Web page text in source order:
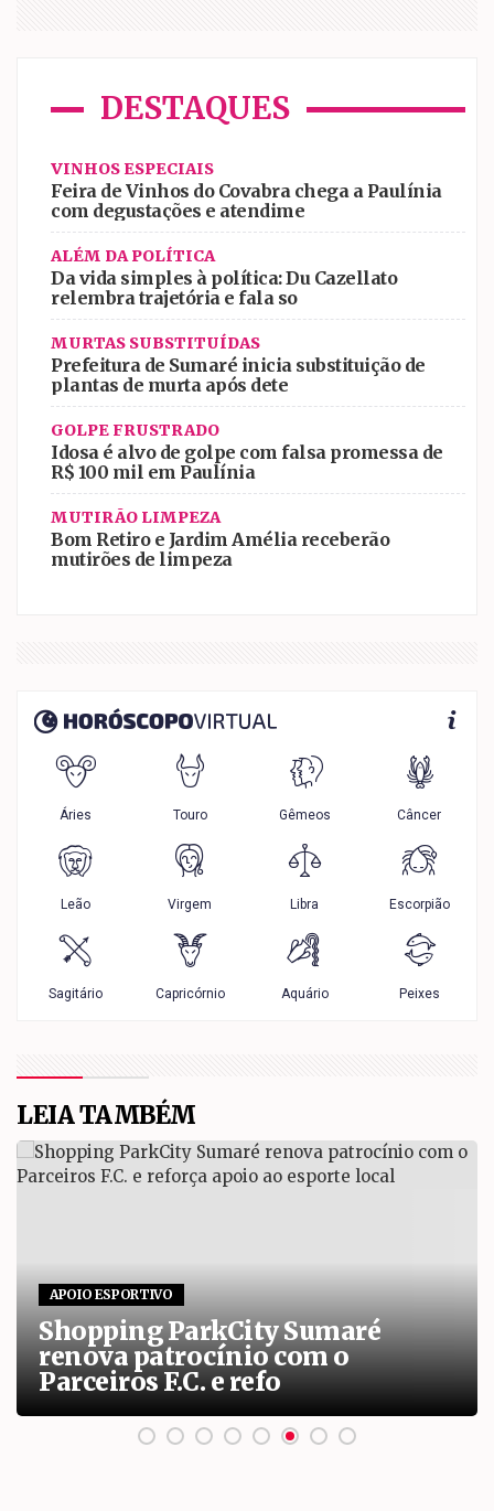
DESTAQUES
VINHOS ESPECIAIS
Feira de Vinhos do Covabra chega a Paulínia
com degustações e atendime
ALÉM DA POLÍTICA
Da vida simples à política: Du Cazellato
relembra trajetória e fala so
MURTAS SUBSTITUÍDAS
Prefeitura de Sumaré inicia substituição de
plantas de murta após dete
GOLPE FRUSTRADO
Idosa é alvo de golpe com falsa promessa de
R$ 100 mil em Paulínia
MUTIRÃO LIMPEZA
Bom Retiro e Jardim Amélia receberão
mutirões de limpeza
LEIA TAMBÉM
APOIO ESPORTIVO
Shopping ParkCity Sumaré
renova patrocínio com o
Parceiros F.C. e refo